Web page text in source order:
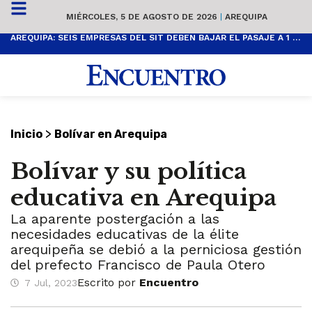
MIÉRCOLES, 5 DE AGOSTO DE 2026 | AREQUIPA
AREQUIPA: SEIS EMPRESAS DEL SIT DEBEN BAJAR EL PASAJE A 1 SOL
Inicio > Bolívar en Arequipa
Bolívar y su política
educativa en Arequipa
La aparente postergación a las
necesidades educativas de la élite
arequipeña se debió a la perniciosa gestión
del prefecto Francisco de Paula Otero
7 Jul, 2023Escrito por Encuentro